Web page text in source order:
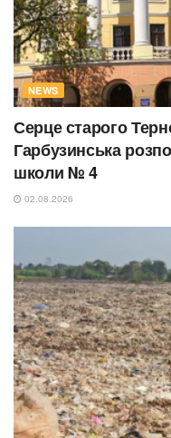
NEWS
Серце старого
Гарбузинська
школи № 4
02.08.2026